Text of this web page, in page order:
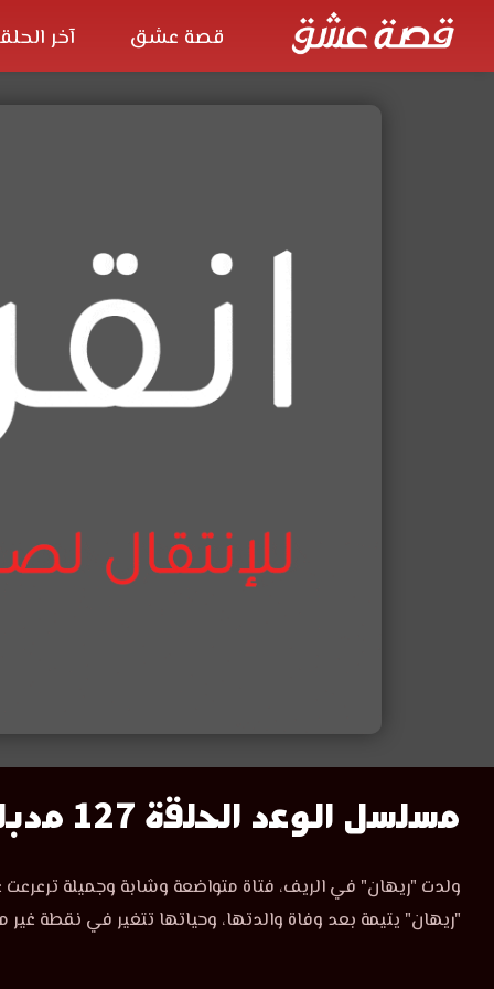
قصة عشق آخر
مسلسل
الوعد
الحلقة
مسلسل الوعد الحلقة 127 مدبلج
مسلسل
الوعد
الحلقة
ولدت "ريهان" في الريف، فتاة متواضعة وشابة وجميلة ترعرعت
"ريهان" يتيمة بعد وفاة والدتها، وحياتها تتغير في نقطة غير